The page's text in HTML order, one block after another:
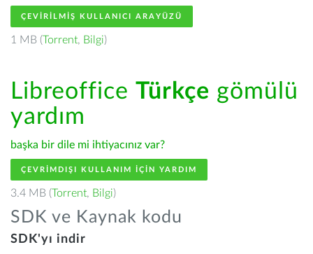
ÇEVIRILMIŞ KULLANICI ARAYÜZÜ
1 MB (Torrent, Bilgi)
Libreoffice Türkçe gömülü
yardım
başka bir dile mi ihtiyacınız var?
ÇEVRIMDIŞI KULLANIM IÇIN YARDIM
3.4 MB (Torrent, Bilgi)
SDK ve Kaynak kodu
SDK'yı indir